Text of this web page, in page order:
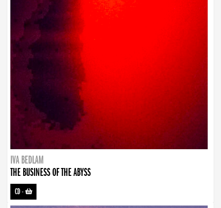
IVA BEDLAM
THE BUSINESS OF THE ABYSS
CD-